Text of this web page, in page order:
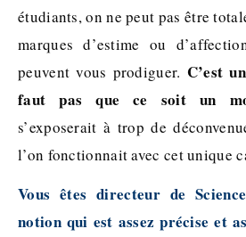
étudiants, on ne peut pas être
marques d’estime ou
peuvent vous prodiguer. C’est
faut pas que ce soit un
s’exposerait à trop de
l’on fonctionnait avec cet unique
Vous êtes directeur de
notion qui est assez précise et